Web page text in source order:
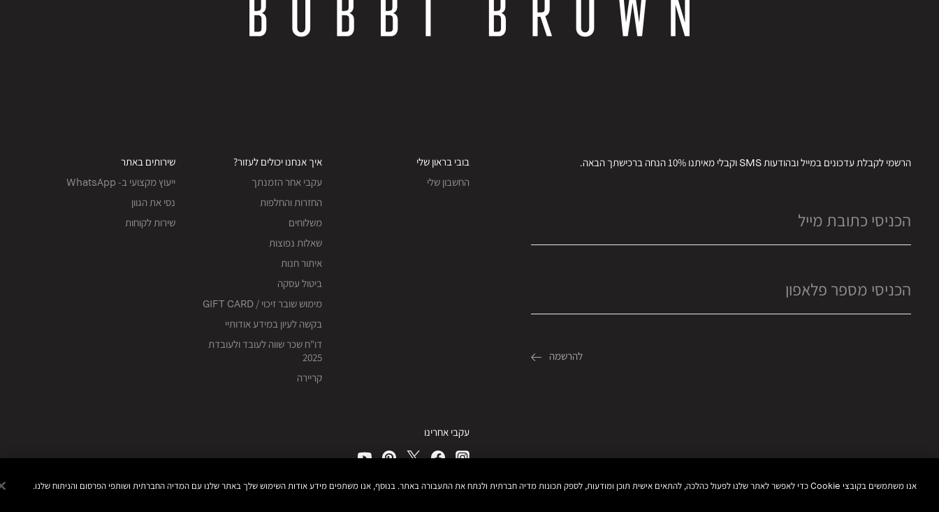
הרשמי לקבלת עדכונים במייל ובהודעות SMS וקבלי מאיתנו 10% הנחה ברכישתך הבאה.
בובי בראון שלי
החשבון שלי
איך אנחנו יכולים לעזור?
עקבי אחר הזמנתך
החזרות והחלפות
משלוחים
שאלות נפוצות
איתור חנות
ביטול עסקה
מימוש שובר זיכוי / GIFT CARD
בקשה לעיון במידע אודותיי
דו"ח שכר שווה לעובד ולעובדת
2025
קריירה
שירותים באתר
ייעוץ מקצועי ב- WhatsApp
נסי את הגוון
שירות לקוחות
עקבי אחרינו
אנו משתמשים בקובצי Cookie כדי לאפשר לאתר שלנו לפעול כהלכה, להתאים אישית תוכן ומודעות, לספק תכונות מדיה חברתית ולנתח את התעבורה באתר. בנוסף, אנו משתפים מידע אודות השימוש שלך באתר שלנו עם המדיה החברתית ושותפי הפרסום והניתוח שלנו.